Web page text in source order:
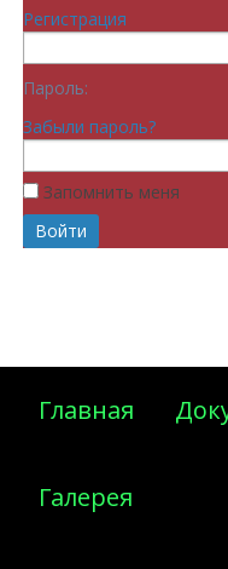
Регистрация
Пароль:
Забыли пароль?
Запомнить меня
Главная
Галерея